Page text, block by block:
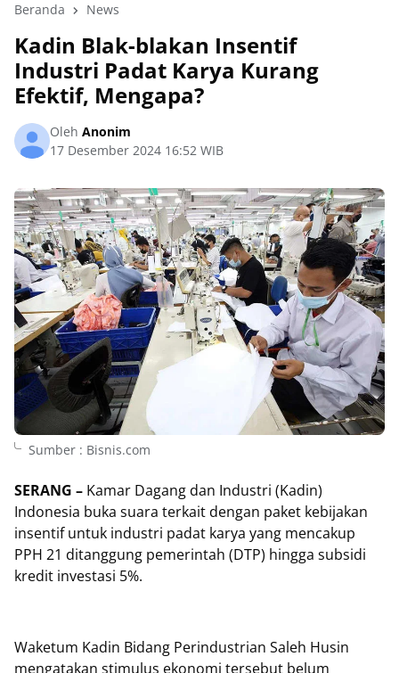
Beranda News
Kadin Blak-blakan Insentif
Industri Padat Karya Kurang
Efektif, Mengapa?
Oleh Anonim
17 Desember 2024 16:52 WIB
Sumber : Bisnis.com
SERANG – Kamar Dagang dan Industri (Kadin)
Indonesia buka suara terkait dengan paket kebijakan
insentif untuk industri padat karya yang mencakup
PPH 21 ditanggung pemerintah (DTP) hingga subsidi
kredit investasi 5%.
Waketum Kadin Bidang Perindustrian Saleh Husin
mengatakan stimulus ekonomi tersebut belum